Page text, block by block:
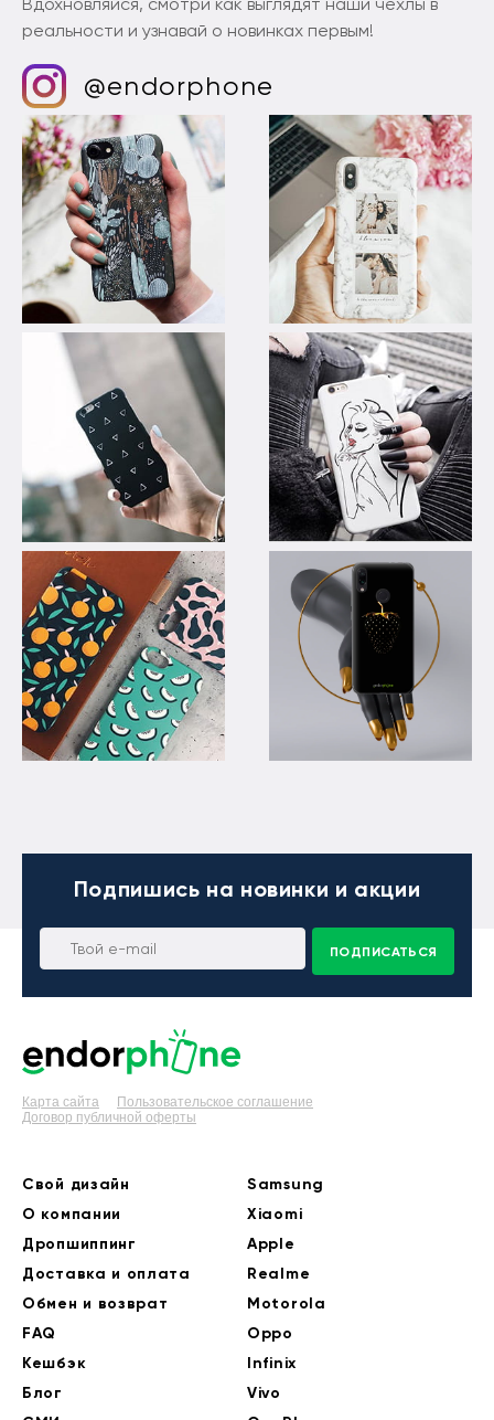
реальности и узнавай о новинках первым!
@endorphone
Подпишись на новинки и акции
ПОДПИСАТЬСЯ
Карта сайта
Пользовательское соглашение
Договор публичной оферты
Свой дизайн
О компании
Дропшиппинг
Доставка и оплата
Обмен и возврат
FAQ
Кешбэк
Блог
Samsung
Xiaomi
Apple
Realme
Motorola
Oppo
Infinix
Vivo